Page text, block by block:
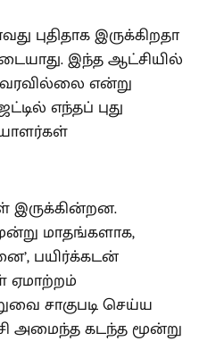
புதிதாக இருக்கிறதா
இந்த ஆட்சியில்
என்று
எந்தப் புது
இருக்கின்றன.
மாதங்களாக,
பயிர்க்கடன்
ஏமாற்றம்
சாகுபடி செய்ய
அமைந்த கடந்த மூன்று